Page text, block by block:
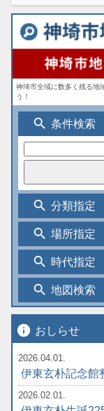
神埼市全域に数多く残る地
う！
search 条件検索
search 分類指定
search 場所指定
search 時代指定
search 地図検索
info おしらせ
2026.04.01.
伊東玄朴記念館
2026.02.01.